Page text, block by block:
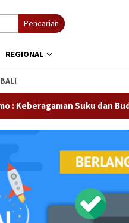
Pencarian
REGIONAL
Suku dan Budaya di